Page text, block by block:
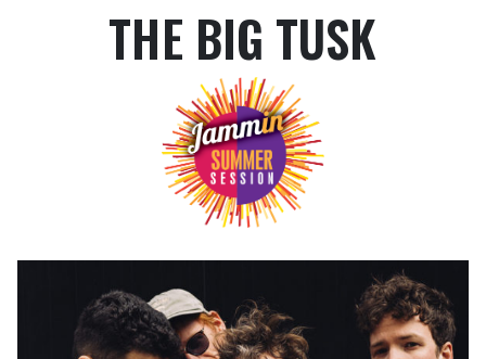
THE BIG TUSK
INFOS BILLETTERIE
COMMENT VENIR ?
SE RESTAURER ET DORMIR
UN MOT SUR LA SÉCURITÉ